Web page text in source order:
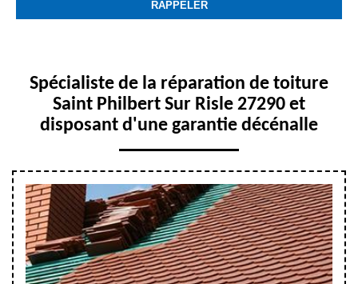
Spécialiste de la réparation de toiture
Saint Philbert Sur Risle 27290 et
disposant d'une garantie décénalle